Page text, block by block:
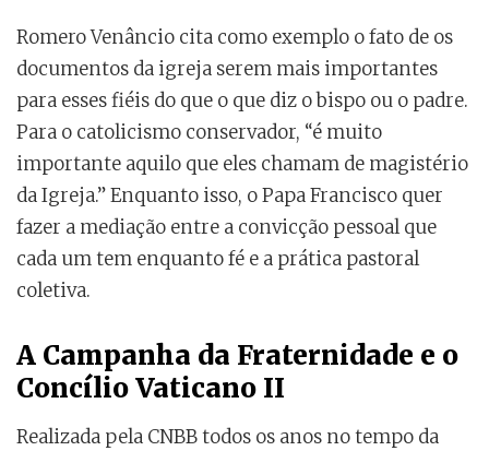
Romero Venâncio cita como exemplo o fato de os
documentos da igreja serem mais importantes
para esses fiéis do que o que diz o bispo ou o padre.
Para o catolicismo conservador, “é muito
importante aquilo que eles chamam de magistério
da Igreja.” Enquanto isso, o Papa Francisco quer
fazer a mediação entre a convicção pessoal que
cada um tem enquanto fé e a prática pastoral
coletiva.
A Campanha da Fraternidade e o
Concílio Vaticano II
Realizada pela CNBB todos os anos no tempo da